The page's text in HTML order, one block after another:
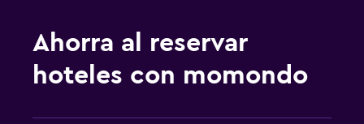
Ahorra al reservar
hoteles con momondo